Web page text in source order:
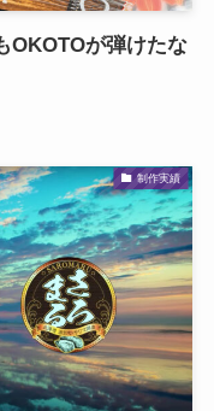
OKOTOが弾けたな
制作実績